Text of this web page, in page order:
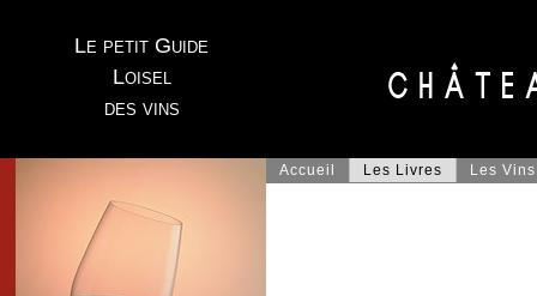
Le petit Guide
Loisel
des vins
Accueil Les Livres Les Vins